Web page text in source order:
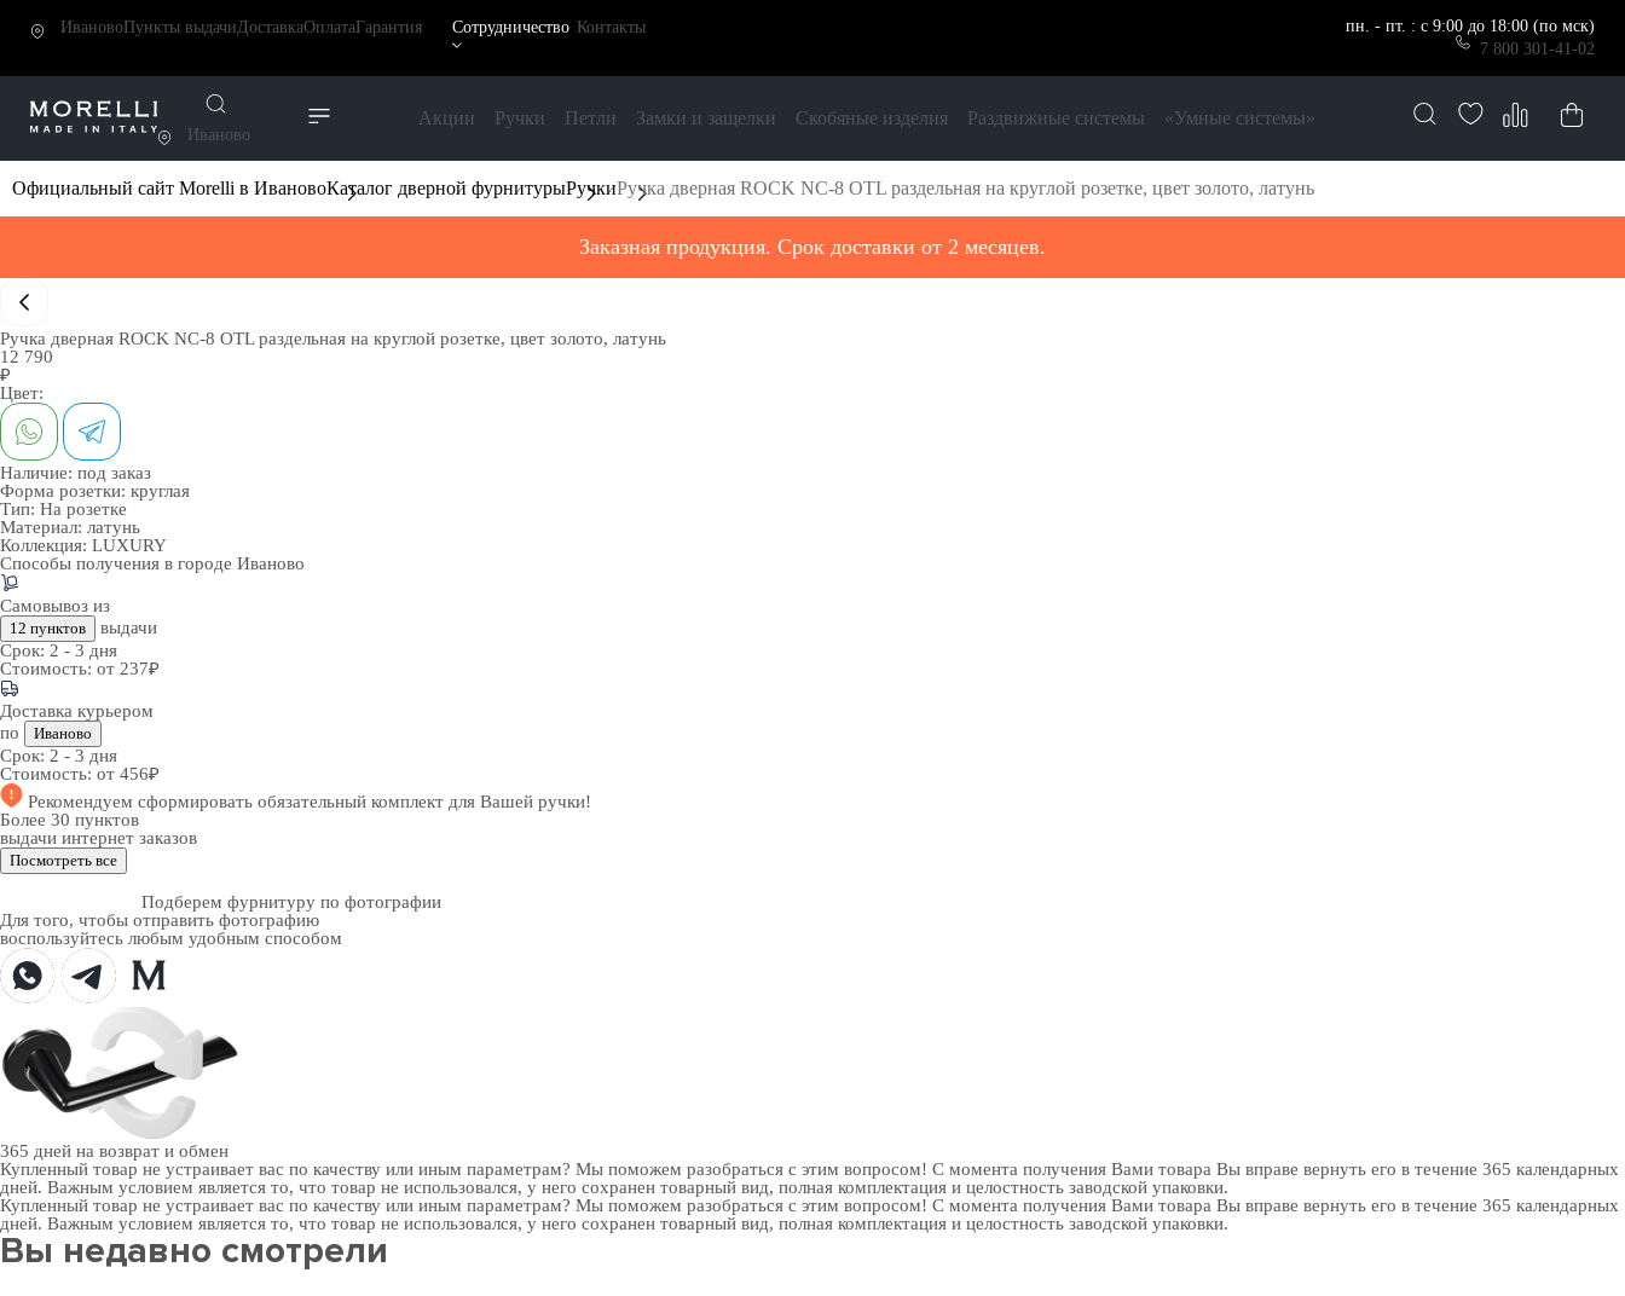
ИвановоПункты выдачиДоставкаОплатаГарантия Сотрудничество Контакты
пн. - пт. : с 9:00 до 18:00 (по мск)
7 800 301-41-02
Иваново
Акции Ручки Петли Замки и защелки Скобяные изделия Раздвижные системы «Умные системы»
Официальный сайт Morelli в ИвановоКаталог дверной фурнитурыРучкиРучка дверная ROCK NC-8 OTL раздельная на круглой розетке, цвет золото, латунь
Заказная продукция. Срок доставки от 2 месяцев.
Ручка дверная ROCK NC-8 OTL раздельная на круглой розетке, цвет золото, латунь
12 790
₽
Цвет:
Наличие: под заказ
Форма розетки: круглая
Тип: На розетке
Материал: латунь
Коллекция: LUXURY
Способы получения в городе Иваново
Самовывоз из
12 пунктов
выдачи
Срок: 2 - 3 дня
Стоимость: от 237₽
Доставка курьером
по
Иваново
Срок: 2 - 3 дня
Стоимость: от 456₽
Рекомендуем сформировать обязательный комплект для Вашей ручки!
Более 30 пунктов
выдачи интернет заказов
Посмотреть все
Подберем фурнитуру по фотографии
Для того, чтобы отправить фотографию
воспользуйтесь любым удобным способом
365 дней на возврат и обмен
Купленный товар не устраивает вас по качеству или иным параметрам? Мы поможем разобраться с этим вопросом! С момента получения Вами товара Вы вправе вернуть его в течение 365 календарных
дней. Важным условием является то, что товар не использовался, у него сохранен товарный вид, полная комплектация и целостность заводской упаковки.
Купленный товар не устраивает вас по качеству или иным параметрам? Мы поможем разобраться с этим вопросом! С момента получения Вами товара Вы вправе вернуть его в течение 365 календарных
дней. Важным условием является то, что товар не использовался, у него сохранен товарный вид, полная комплектация и целостность заводской упаковки.
Вы недавно смотрели